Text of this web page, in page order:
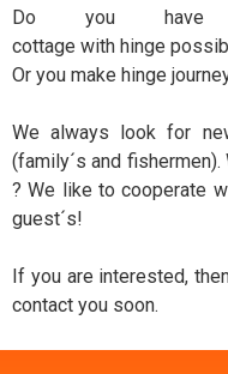
Do you
cottage with hinge
Or you make hinge
We always look for
(family´s and
? We like to cooperate
guest´s!
If you are interested,
contact you soon.